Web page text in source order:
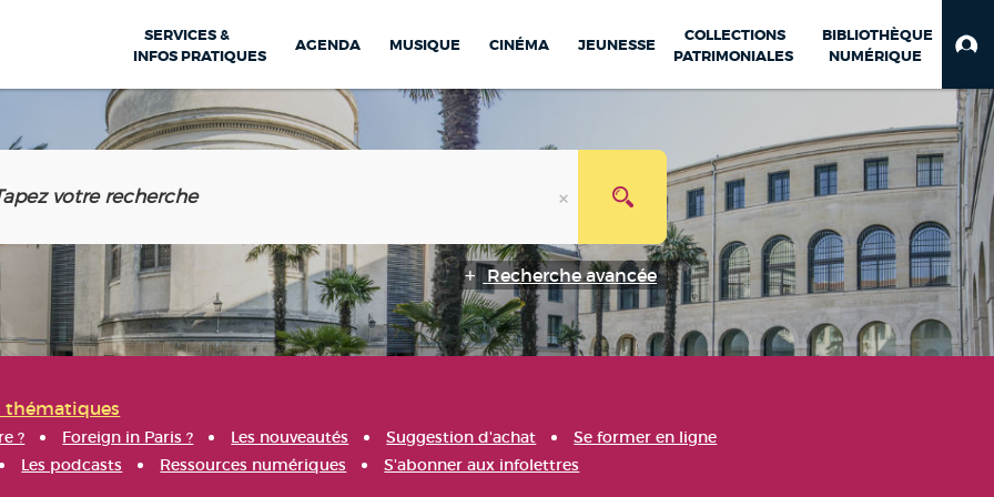
SERVICES &
INFOS PRATIQUES
AGENDA MUSIQUE CINÉMA JEUNESSE
COLLECTIONS
PATRIMONIALES
BIBLIOTHÈQUE
NUMÉRIQUE
Recherche avancée
thématiques
? Foreign in Paris ? Les nouveautés Suggestion d'achat
Se former en ligne
Les podcasts Ressources numériques S'abonner aux infolettres